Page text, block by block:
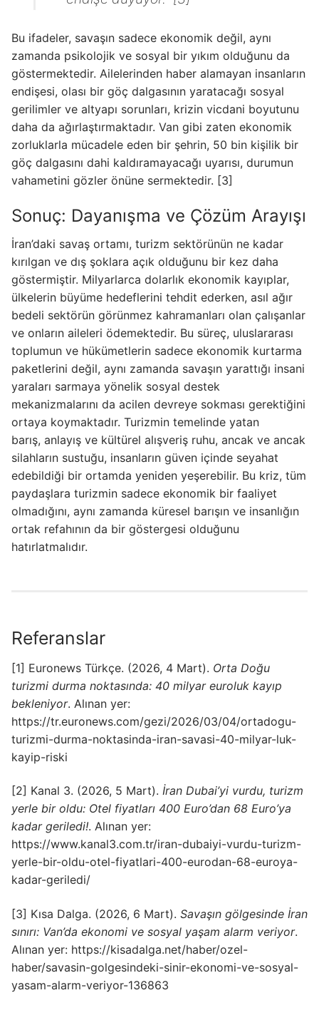
Bu ifadeler, savaşın sadece ekonomik değil, aynı
zamanda psikolojik ve sosyal bir yıkım olduğunu da
göstermektedir. Ailelerinden haber alamayan insanların
endişesi, olası bir göç dalgasının yaratacağı sosyal
gerilimler ve altyapı sorunları, krizin vicdani boyutunu
daha da ağırlaştırmaktadır. Van gibi zaten ekonomik
zorluklarla mücadele eden bir şehrin, 50 bin kişilik bir
göç dalgasını dahi kaldıramayacağı uyarısı, durumun
vahametini gözler önüne sermektedir. [3]
Sonuç: Dayanışma ve Çözüm Arayışı
İran’daki savaş ortamı, turizm sektörünün ne kadar
kırılgan ve dış şoklara açık olduğunu bir kez daha
göstermiştir. Milyarlarca dolarlık ekonomik kayıplar,
ülkelerin büyüme hedeflerini tehdit ederken, asıl ağır
bedeli sektörün görünmez kahramanları olan çalışanlar
ve onların aileleri ödemektedir. Bu süreç, uluslararası
toplumun ve hükümetlerin sadece ekonomik kurtarma
paketlerini değil, aynı zamanda savaşın yarattığı insani
yaraları sarmaya yönelik sosyal destek
mekanizmalarını da acilen devreye sokması gerektiğini
ortaya koymaktadır. Turizmin temelinde yatan
barış, anlayış ve kültürel alışveriş ruhu, ancak ve ancak
silahların sustuğu, insanların güven içinde seyahat
edebildiği bir ortamda yeniden yeşerebilir. Bu kriz, tüm
paydaşlara turizmin sadece ekonomik bir faaliyet
olmadığını, aynı zamanda küresel barışın ve insanlığın
ortak refahının da bir göstergesi olduğunu
hatırlatmalıdır.
Referanslar
[1] Euronews Türkçe. (2026, 4 Mart). Orta Doğu
turizmi durma noktasında: 40 milyar euroluk kayıp
bekleniyor. Alınan yer:
https://tr.euronews.com/gezi/2026/03/04/ortadogu-
turizmi-durma-noktasinda-iran-savasi-40-milyar-luk-
kayip-riski
[2] Kanal 3. (2026, 5 Mart). İran Dubai’yi vurdu, turizm
yerle bir oldu: Otel fiyatları 400 Euro’dan 68 Euro’ya
kadar geriledi!. Alınan yer:
https://www.kanal3.com.tr/iran-dubaiyi-vurdu-turizm-
yerle-bir-oldu-otel-fiyatlari-400-eurodan-68-euroya-
kadar-geriledi/
[3] Kısa Dalga. (2026, 6 Mart). Savaşın gölgesinde İran
sınırı: Van’da ekonomi ve sosyal yaşam alarm veriyor.
Alınan yer: https://kisadalga.net/haber/ozel-
haber/savasin-golgesindeki-sinir-ekonomi-ve-sosyal-
yasam-alarm-veriyor-136863